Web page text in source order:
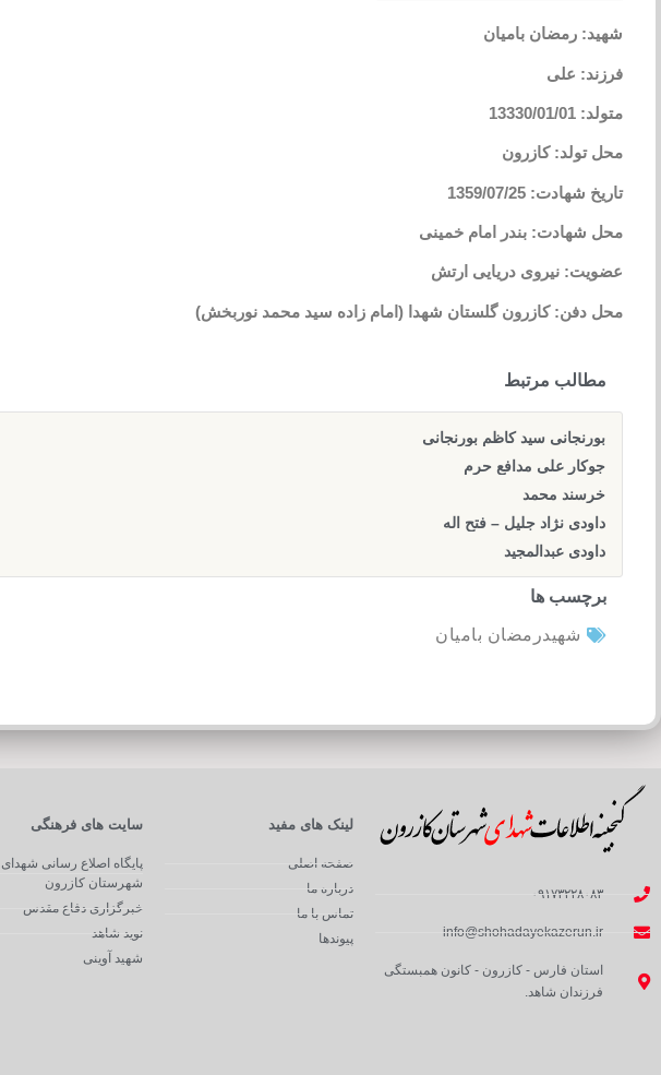
شهید: رمضان بامیان
فرزند: علی
متولد: 13330/01/01
محل تولد: کازرون
تاریخ شهادت: 1359/07/25
محل شهادت: بندر امام خمینی
عضویت: نیروی دریایی ارتش
محل دفن: کازرون گلستان شهدا (امام زاده سید محمد نوربخش)
مطالب مرتبط
بورنجانی سید کاظم بورنجانی
جوکار علی مدافع حرم
خرسند محمد
داودی نژاد جلیل – فتح اله
داودی عبدالمجید
برچسب ها
شهیدرمضان بامیان
۰۹۱۷۳۲۲۸۰۸۳
info@shohadayekazerun.ir
استان فارس - کازرون - کانون همبستگی
فرزندان شاهد.
لینک های مفید
صفحه اصلی
درباره ما
تماس با ما
پیوندها
سایت های فرهنگی
پایگاه اصلاع رسانی شهدای
شهرستان کازرون
خبرگزاری دفاع مقدس
نوید شاهد
شهید آوینی